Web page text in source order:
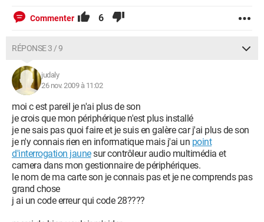
Commenter 6
RÉPONSE 3 / 9
judaly
26 nov. 2009 à 11:02
moi c est pareil je n'ai plus de son
je crois que mon périphérique n'est plus installé
je ne sais pas quoi faire et je suis en galère car j'ai plus de son
je n'y connais rien en informatique mais j'ai un point
d'interrogation jaunesur contrôleur audio multimédia et
camera dans mon gestionnaire de périphériques.
le nom de ma carte son je connais pas et je ne comprends pas
grand chose
j ai un code erreur qui code 28????